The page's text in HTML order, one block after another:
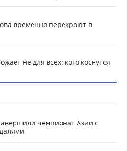
временно перекроют в
не для всех: кого коснутся
чемпионат Азии с